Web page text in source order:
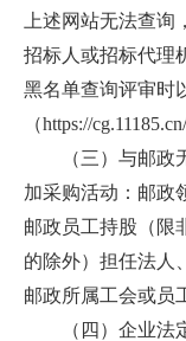
上述网站无法查
招标人或招标代理
黑名单查询评审时
（https://
（三）与邮
加采购活动：邮政
邮政员工持股（限
的除外）担任法人
邮政所属工会或员
（四）企业